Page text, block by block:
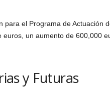
el Programa de Actuación
un aumento de 600,000
y Futuras